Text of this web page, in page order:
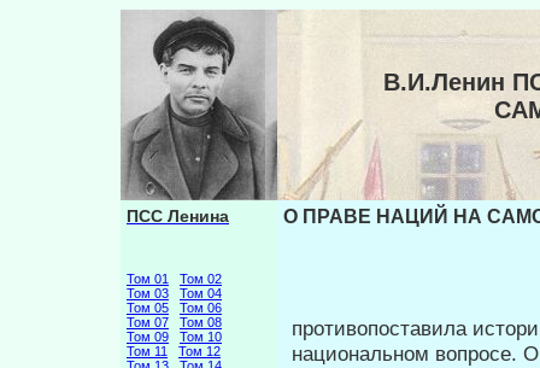
В.И.Ленин
ПСС Ленина
Том 01
Том 02
Том 03
Том 04
Том 05
Том 06
Том 07
Том 08
Том 09
Том 10
Том 11
Том 12
О ПРАВЕ НАЦИЙ НА
противопоставила
национальном вопросе.